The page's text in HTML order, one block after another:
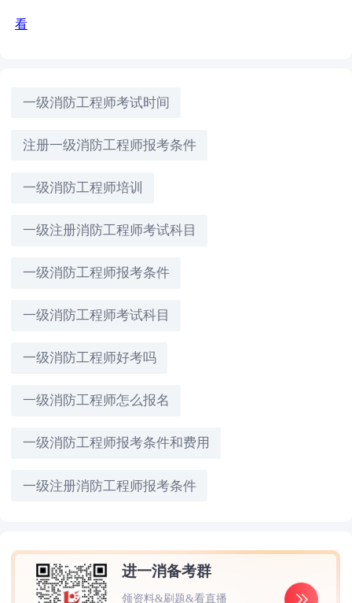
看
一级消防工程师考试时间
注册一级消防工程师报考条件
一级消防工程师培训
一级注册消防工程师考试科目
一级消防工程师报考条件
一级消防工程师考试科目
一级消防工程师好考吗
一级消防工程师怎么报名
一级消防工程师报考条件和费用
一级注册消防工程师报考条件
进一消备考群
领资料&刷题&看直播